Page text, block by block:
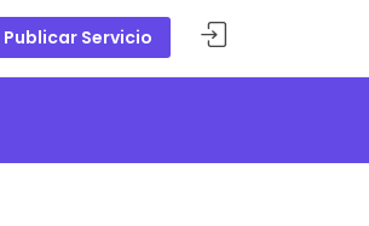
Publicar Servicio